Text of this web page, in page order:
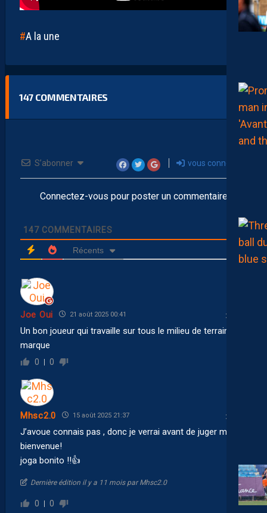
A la une
147 COMMENTAIRES
S’abonner vous connecter
Connectez-vous pour poster un commentaire
147 COMMENTAIRES
Récents
Joe Oui 21 août 2025 00:41
Un bon joueur qui travaille sur tous le milieu de terrain et il
marque
0 0
Mhsc2.0 15 août 2025 21:37
J’avoue connais pas , donc je verrai avant de juger mais
bienvenue!
joga bonito !!👍
Dernière édition il y a 11 mois par Mhsc2.0
0 0